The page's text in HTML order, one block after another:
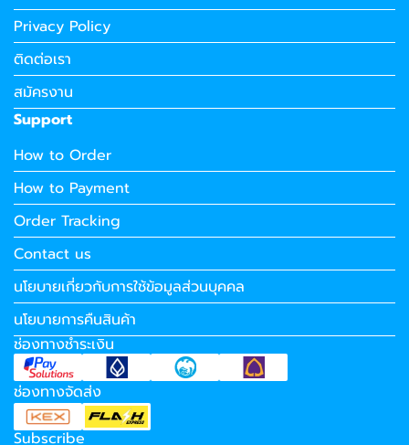
Privacy Policy
ติดต่อเรา
สมัครงาน
Support
How to Order
How to Payment
Order Tracking
Contact us
นโยบายเกี่ยวกับการใช้ข้อมูลส่วนบุคคล
นโยบายการคืนสินค้า
ช่องทางชำระเงิน
ช่องทางจัดส่ง
Subscribe